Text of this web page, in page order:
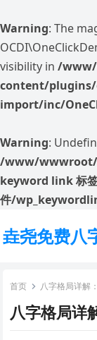
Warning: The
visibility in /
content/plugins/
import/inc/
Warning:
/www/wwwroot/
keyword link 标签
件/
垚尧免费八
首页 八字格局详解
八字格局详